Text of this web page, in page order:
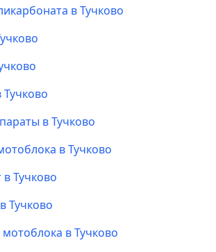
в Тучково
в Тучково
в Тучково
Тучково
Тучково
в Тучково